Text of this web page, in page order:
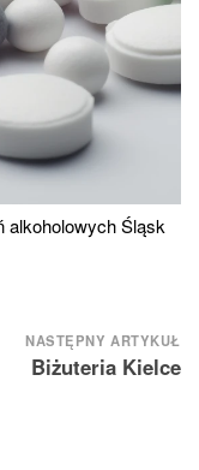
alkoholowych Śląsk
NASTĘPNY ARTYKUŁ
Biżuteria Kielce